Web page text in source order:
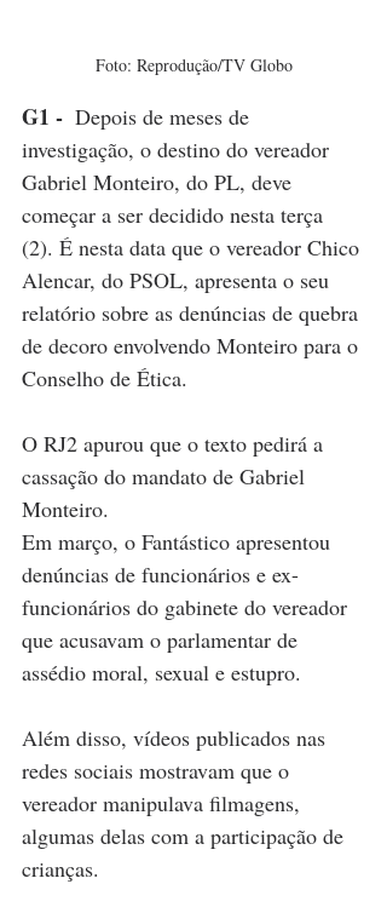
Foto: Reprodução/TV Globo
G1 - Depois de meses de
investigação, o destino do vereador
Gabriel Monteiro, do PL, deve
começar a ser decidido nesta terça
(2). É nesta data que o vereador Chico
Alencar, do PSOL, apresenta o seu
relatório sobre as denúncias de quebra
de decoro envolvendo Monteiro para o
Conselho de Ética.
O RJ2 apurou que o texto pedirá a
cassação do mandato de Gabriel
Monteiro.
Em março, o Fantástico apresentou
denúncias de funcionários e ex-
funcionários do gabinete do vereador
que acusavam o parlamentar de
assédio moral, sexual e estupro.
Além disso, vídeos publicados nas
redes sociais mostravam que o
vereador manipulava filmagens,
algumas delas com a participação de
crianças.